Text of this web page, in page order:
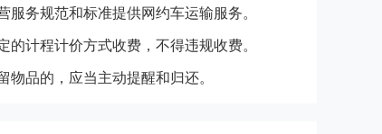
服务规范和标准提供网约车运输服务。
的计程计价方式收费，不得违规收费。
物品的，应当主动提醒和归还。